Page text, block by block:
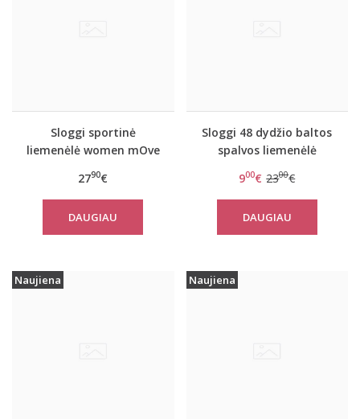
Sloggi sportinė
liemenėlė women mOve
2790€
DAUGIAU
Sloggi 48 dydžio baltos
spalvos liemenėlė
900€ 2300€
DAUGIAU
Naujiena Naujiena